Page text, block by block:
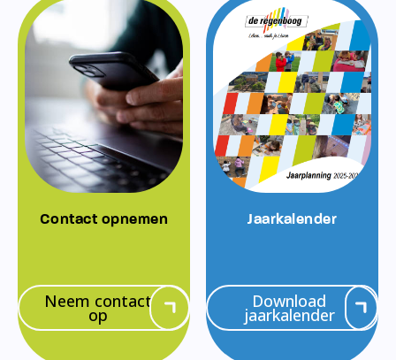
Contact opnemen
Neem contact
op
Jaarkalender
Download
jaarkalender